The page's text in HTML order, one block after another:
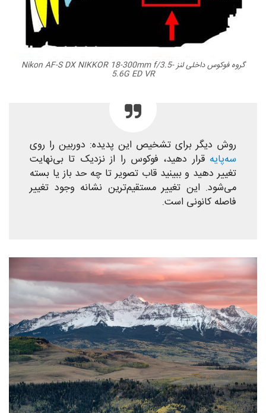
گروه فوکوس داخلی لنز Nikon AF-S DX NIKKOR 18-300mm f/3.5-
5.6G ED VR
روش دیگر برای تشخیص این پدیده: دوربین را روی
سه‌پایه قرار دهید، فوکوس را از نزدیک تا بی‌نهایت
تغییر دهید و ببینید قاب تصویر تا چه حد باز یا بسته
می‌شود. این تغییر مستقیم‌ترین نشانه وجود تغییر
فاصله‌ کانونی است.